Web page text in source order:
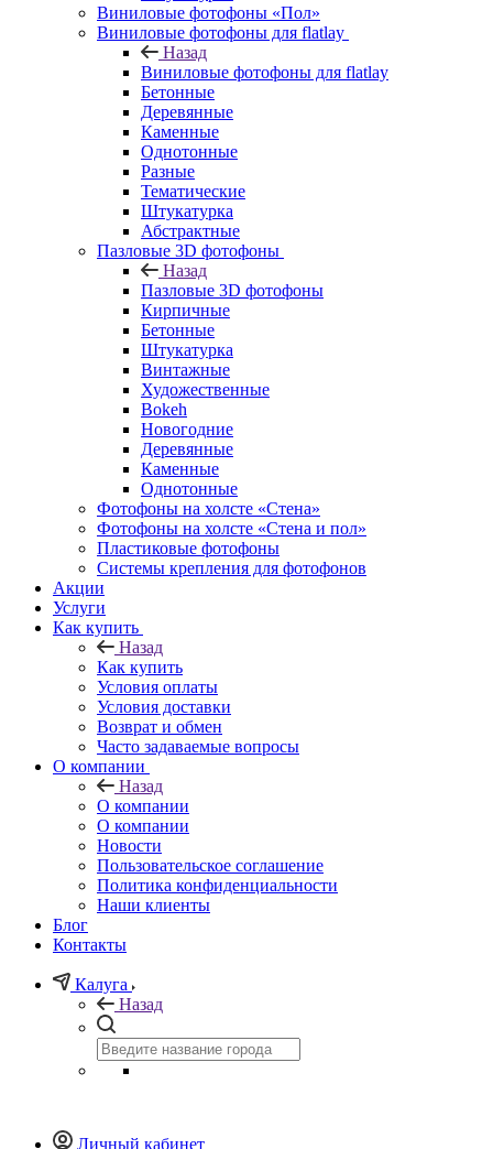
Виниловые фотофоны «Пол»
Виниловые фотофоны для flatlay
Назад
Виниловые фотофоны для flatlay
Бетонные
Деревянные
Каменные
Однотонные
Разные
Тематические
Штукатурка
Абстрактные
Пазловые 3D фотофоны
Назад
Пазловые 3D фотофоны
Кирпичные
Бетонные
Штукатурка
Винтажные
Художественные
Bokeh
Новогодние
Деревянные
Каменные
Однотонные
Фотофоны на холсте «Стена»
Фотофоны на холсте «Стена и пол»
Пластиковые фотофоны
Системы крепления для фотофонов
Акции
Услуги
Как купить
Назад
Как купить
Условия оплаты
Условия доставки
Возврат и обмен
Часто задаваемые вопросы
О компании
Назад
О компании
О компании
Новости
Пользовательское соглашение
Политика конфиденциальности
Наши клиенты
Блог
Контакты
Калуга
Назад
Личный кабинет